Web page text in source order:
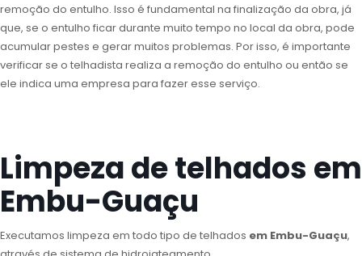
remoção do entulho. Isso é fundamental na finalização da obra, já
que, se o entulho ficar durante muito tempo no local da obra, pode
acumular pestes e gerar muitos problemas. Por isso, é importante
verificar se o telhadista realiza a remoção do entulho ou então se
ele indica uma empresa para fazer esse serviço.
Limpeza de telhados em
Embu-Guaçu
Executamos limpeza em todo tipo de telhados em Embu-Guaçu,